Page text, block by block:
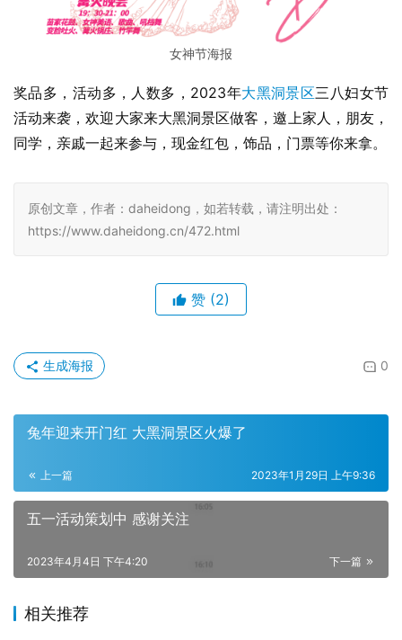
女神节海报
奖品多，活动多，人数多，2023年大黑洞景区三八妇女节
活动来袭，欢迎大家来大黑洞景区做客，邀上家人，朋友，
同学，亲戚一起来参与，现金红包，饰品，门票等你来拿。
原创文章，作者：daheidong，如若转载，请注明出处：
https://www.daheidong.cn/472.html
赞 (2)
0
生成海报
兔年迎来开门红 大黑洞景区火爆了
上一篇 2023年1月29日 上午9:36
五一活动策划中 感谢关注
下一篇
2023年4月4日 下午4:20
相关推荐